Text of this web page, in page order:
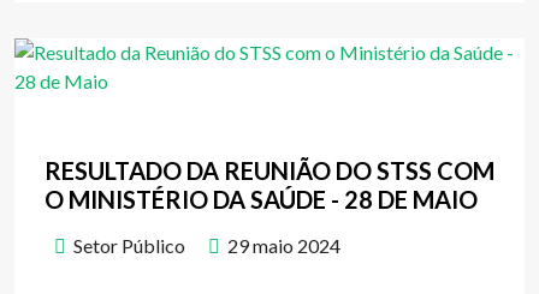
RESULTADO DA REUNIÃO DO STSS COM
O MINISTÉRIO DA SAÚDE - 28 DE MAIO
Setor Público 29 maio 2024